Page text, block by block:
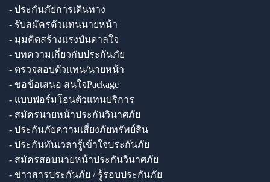
- ประกันภัยการเดินทาง
- รับสมัครตัวแทนนายหน้า
- มุมคิดสร้างแรงบันดาลใจ
- บทความเกี่ยวกับประกันภัย
- ตรวจสอบตัวแทน/นายหน้า
- ขอข้อเสนอ สนใจPackage
- แบบฟอร์มโอนตัวแทนบริการ
- สมัครนายหน้าประกันวินาศภัย
- ประกันภัยความเสี่ยงภัยทรัพย์สิน
- ประกันทันเวลารู้เข้าใจประกันภัย
- สมัครสอบนายหน้าประกันวินาศภัย
- ข่าวสารประกันภัย / รู้รอบประกันภัย